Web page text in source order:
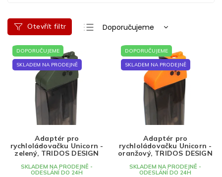
Ř
a
e
n
k
t
ů
Doporučujeme
Nejlevnější
Nejdražší
Nejprodávanější
Otevřít filtr
V
p
u
DOPORUČUJEME
SKLADEM NA PRODEJNĚ
Adaptér pro
rychloládovačku Unicorn -
zelený, TRIDOS DESIGN
SKLADEM NA PRODEJNĚ -
ODESLÁNÍ DO 24H
DOPORUČUJEME
SKLADEM NA PRODEJNĚ
Adaptér pro
rychloládovačku Unicorn -
oranžový, TRIDOS DESIGN
SKLADEM NA PRODEJNĚ -
ODESLÁNÍ DO 24H